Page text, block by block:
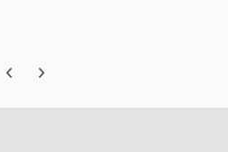
Previous carousel slide
Next carousel slide